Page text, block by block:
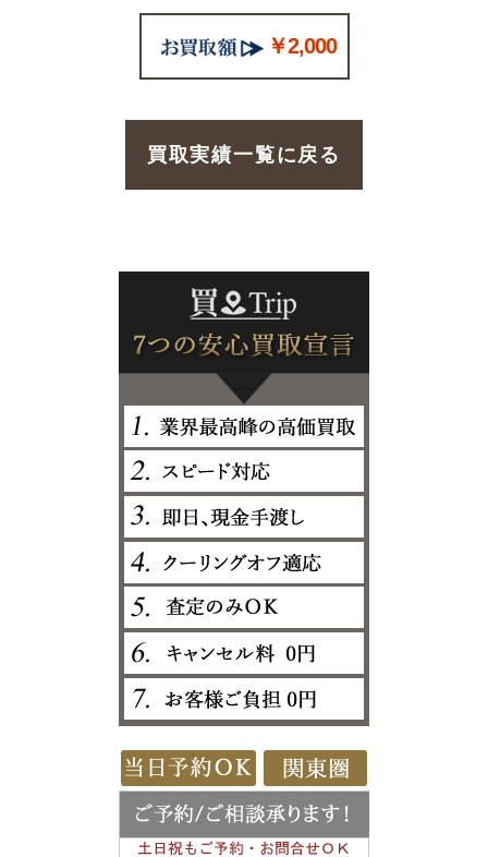
￥2,000
買取実績一覧に戻る